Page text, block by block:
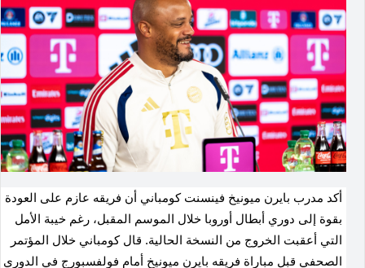
أكد مدرب بايرن ميونيخ فينسنت كومباني أن فريقه عازم على العودة
بقوة إلى دوري أبطال أوروبا خلال الموسم المقبل، رغم خيبة الأمل
التي أعقبت الخروج من النسخة الحالية. قال كومباني خلال المؤتمر
الصحفي قبل مباراة فريقه بايرن ميونيخ أمام فولفسبورج في الدوري